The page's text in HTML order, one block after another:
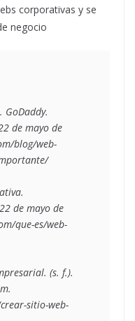
corporativas y se
negocio
GoDaddy.
de mayo de
blog/web-
de mayo de
que-es/web-
(s. f.).
sitio-web-